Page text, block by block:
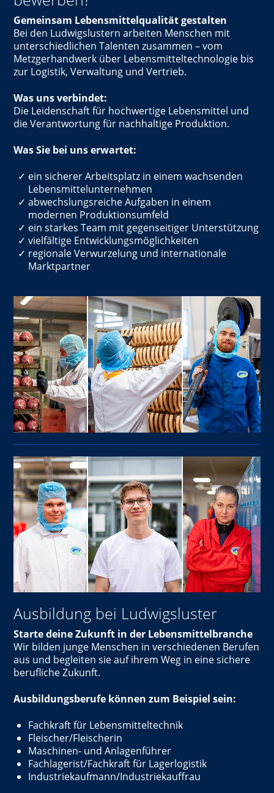
Gemeinsam Lebensmittelqualität gestalten
Bei den Ludwigslustern arbeiten Menschen mit
unterschiedlichen Talenten zusammen – vom
Metzgerhandwerk über Lebensmitteltechnologie bis
zur Logistik, Verwaltung und Vertrieb.
Was uns verbindet:
Die Leidenschaft für hochwertige Lebensmittel und
die Verantwortung für nachhaltige Produktion.
Was Sie bei uns erwartet:
ein sicherer Arbeitsplatz in einem wachsenden
Lebensmittelunternehmen
abwechslungsreiche Aufgaben in einem
modernen Produktionsumfeld
ein starkes Team mit gegenseitiger Unterstützung
vielfältige Entwicklungsmöglichkeiten
regionale Verwurzelung und internationale
Marktpartner
Ausbildung bei Ludwigsluster
Starte deine Zukunft in der Lebensmittelbranche
Wir bilden junge Menschen in verschiedenen Berufen
aus und begleiten sie auf ihrem Weg in eine sichere
berufliche Zukunft.
Ausbildungsberufe können zum Beispiel sein:
Fachkraft für Lebensmitteltechnik
Fleischer/Fleischerin
Maschinen- und Anlagenführer
Fachlagerist/Fachkraft für Lagerlogistik
Industriekaufmann/Industriekauffrau